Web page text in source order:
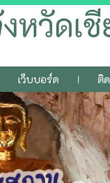
หวัดเ
เว็บบอร์ด | ติ